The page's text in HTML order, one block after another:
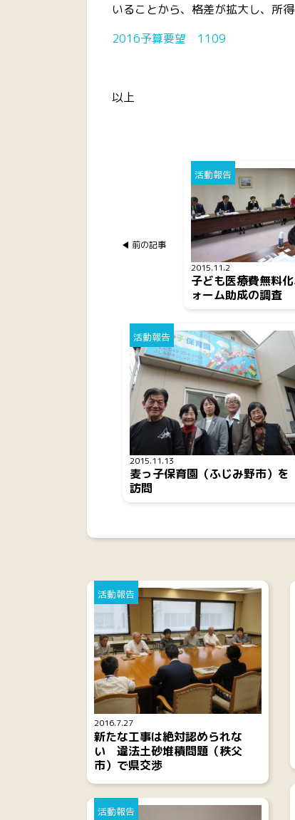
いることから、格差が拡大し、所
2016予算要望 1109
以上
前の記事
2015.11.2
活動報告
子ども医療費無料
ォーム助成の調査
2015.11.13
活動報告
麦っ子保育園（ふじみ野市）を
訪問
2016.7.27
活動報告
新たな工事は絶対認められな
い 違法土砂堆積問題（秩父
市）で県交渉
活動報告